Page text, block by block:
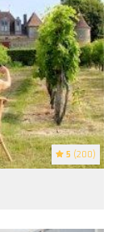
5 (200)